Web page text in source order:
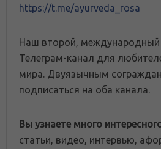
https://t.me/ayurveda_rosa
Наш второй, международный
Телеграм-канал для
мира. Двуязычным
подписаться на оба канала.
Вы узнаете много
статьи, видео, интервью,